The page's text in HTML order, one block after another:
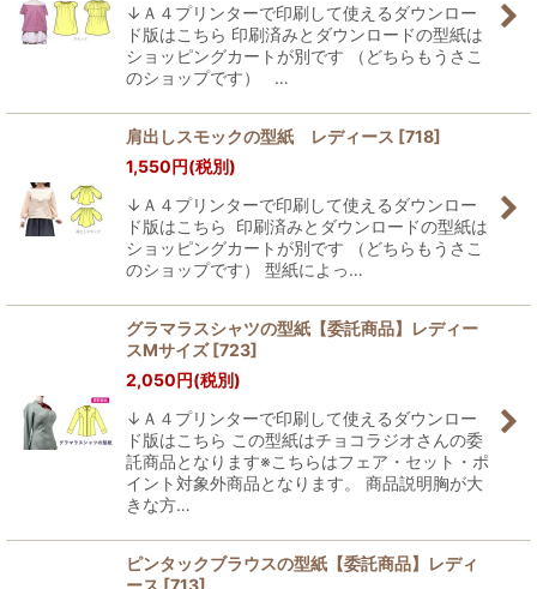
↓Ａ４プリンターで印刷して使えるダウンロー
ド版はこちら 印刷済みとダウンロードの型紙は
ショッピングカートが別です （どちらもうさこ
のショップです） …
肩出しスモックの型紙 レディース [718]
1,550円(税別)
↓Ａ４プリンターで印刷して使えるダウンロー
ド版はこちら 印刷済みとダウンロードの型紙は
ショッピングカートが別です （どちらもうさこ
のショップです） 型紙によっ…
グラマラスシャツの型紙【委託商品】レディー
スMサイズ [723]
2,050円(税別)
↓Ａ４プリンターで印刷して使えるダウンロー
ド版はこちら この型紙はチョコラジオさんの委
託商品となります※こちらはフェア・セット・ポ
イント対象外商品となります。 商品説明胸が大
きな方…
ピンタックブラウスの型紙【委託商品】レディ
ース [713]